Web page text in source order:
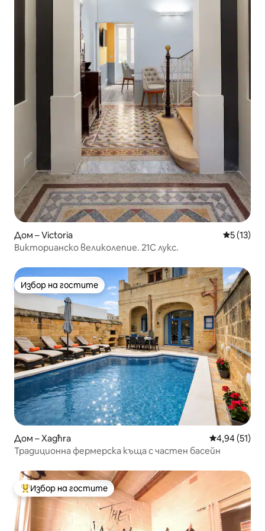
Дом – Victoria Средна
5 (13)
Викторианско великолепие. 21C лукс.
Избор на гостите
Избор на гостите
Дом – Xagħra Средна
4,94 (51)
Традиционна фермерска къща с частен басейн
Най-популярен избор на гостите
Избор на гостите